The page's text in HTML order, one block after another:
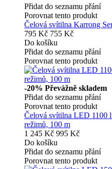
Přidat do seznamu přání
Porovnat tento produkt
Čelová svítilna Karrong
795 Kč 755 Kč
Do košíku
Přidat do seznamu přání
Porovnat tento produkt
-20% Převážně skladem
Přidat do seznamu přání
Porovnat tento produkt
Čelová svítilna LED 1100
režimů, 100 m
1 245 Kč 995 Kč
Do košíku
Přidat do seznamu přání
Porovnat tento produkt